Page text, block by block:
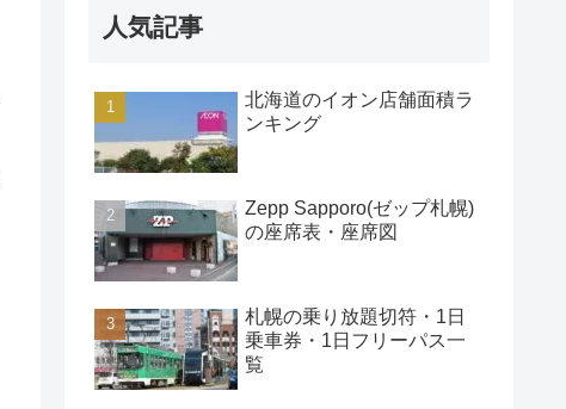
人気記事
北海道のイオン店舗面積ラ
ンキング
Zepp Sapporo(ゼップ札幌)
の座席表・座席図
札幌の乗り放題切符・1日
乗車券・1日フリーパス一
覧